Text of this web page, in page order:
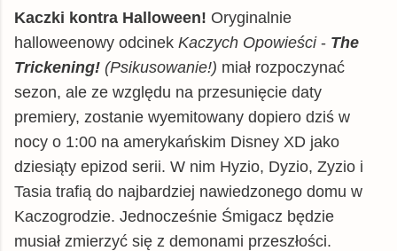
Kaczki kontra Halloween! Oryginalnie
halloweenowy odcinek Kaczych Opowieści - The
Trickening! (Psikusowanie!) miał rozpoczynać
sezon, ale ze względu na przesunięcie daty
premiery, zostanie wyemitowany dopiero dziś w
nocy o 1:00 na amerykańskim Disney XD jako
dziesiąty epizod serii. W nim Hyzio, Dyzio, Zyzio i
Tasia trafią do najbardziej nawiedzonego domu w
Kaczogrodzie. Jednocześnie Śmigacz będzie
musiał zmierzyć się z demonami przeszłości.